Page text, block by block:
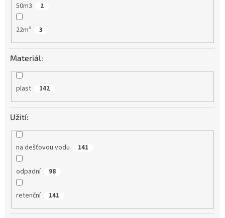
50m3 2
22m³ 3
Materiál:
plast 142
Užití:
na dešťovou vodu 141
odpadní 98
retenční 141